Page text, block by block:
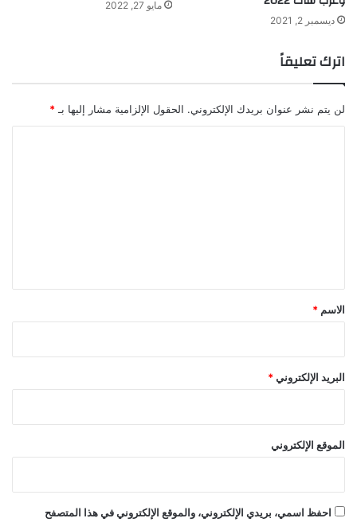
ديسمبر 2, 2021
مايو 27, 2022
اترك تعليقاً
لن يتم نشر عنوان بريدك الإلكتروني. الحقول الإلزامية مشار إليها بـ *
*
الاسم *
البريد الإلكتروني *
الموقع الإلكتروني
احفظ اسمي، بريدي الإلكتروني، والموقع الإلكتروني في هذا المتصفح